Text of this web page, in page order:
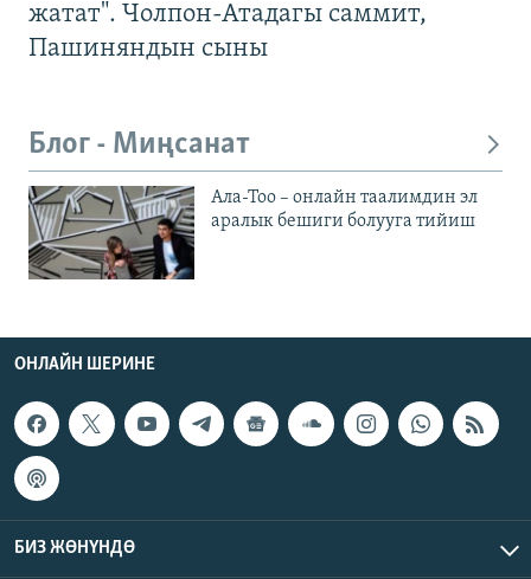
жатат". Чолпон-Атадагы саммит,
Пашиняндын сыны
Блог - Миңсанат
Ала-Тоо – онлайн таалимдин эл
аралык бешиги болууга тийиш
ОНЛАЙН ШЕРИНЕ
БИЗ ЖӨНҮНДӨ